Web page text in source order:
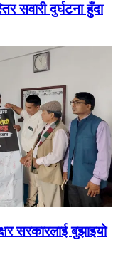
सवारी दुर्घटना हुँदा
सरकारलाई बुझाइयो